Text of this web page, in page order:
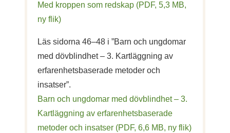
Med kroppen som redskap (PDF, 5,3 MB,
ny flik)
Läs sidorna 46–48 i ”Barn och ungdomar
med dövblindhet – 3. Kartläggning av
erfarenhetsbaserade metoder och
insatser”.
Barn och ungdomar med dövblindhet – 3.
Kartläggning av erfarenhetsbaserade
metoder och insatser (PDF, 6,6 MB, ny flik)